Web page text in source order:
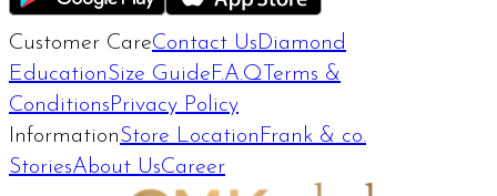
Customer CareContact UsDiamond
EducationSize GuideF.A.Q Terms &
ConditionsPrivacy Policy
InformationStore Location Frank & co.
StoriesAbout UsCareer